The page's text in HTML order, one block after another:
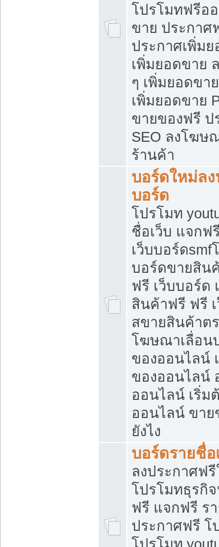
โปรโมทฟรีอ
ขาย ประกาศ
ประกาศเพิ่ม
เพิ่มยอดขาย
ๆ เพิ่มยอดขา
เพิ่มยอดขาย
ขายของฟรี ป
SEO ลงโฆษ
ร้านค้า
บอร์ดใหม่ลง
บอร์ด
โปรโมท
ชื่อเว็บ แจกฟ
เว็บบอร์ดsmf
บอร์ดขายสิน
ฟรี เว็บบอร์ด
สินค้าฟรี ฟรี
สขายสินค้าต
โฆษณาเลื่อน
ของออนไลน์
ของออนไลน์
ออนไลน์ เริ่ม
ออนไลน์ ขาย
ยังไง
บอร์ดรายชื่อ
ลงประกาศฟรี
โปรโมทธุรกิ
ฟรี แจกฟรี ร
ประกาศฟรี โ